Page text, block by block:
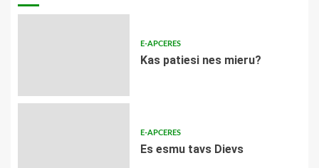
E-APCERES
​Kas patiesi nes mieru?
E-APCERES
Es esmu tavs Dievs